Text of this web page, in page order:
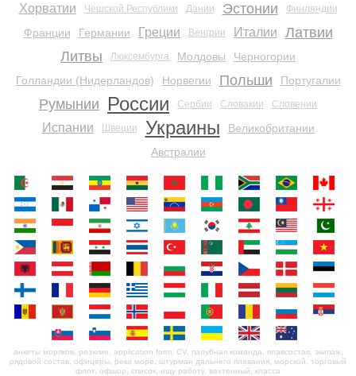
Хорватии Чешской Республики Дании Эстонии Финляндии
Франции Германии Греции Венгрии Италии
Латвии
Литвы
Люксембурга Молдовы
Черногории
Голландии (Нидерландов)
Норвегии Польши Португалии
Румынии России Сербии Словакии Словении
Испании Швеции Украины
Великобритании
Австралии
анкеты моряков, резюме, application form, CV, палубная команда, плавсостав, экипаж,
рядовой состав, офицеры, река море, штурман дальнего плавания, морской, торговый
флот, офшор, список, ищу работу, вахтенный, класса